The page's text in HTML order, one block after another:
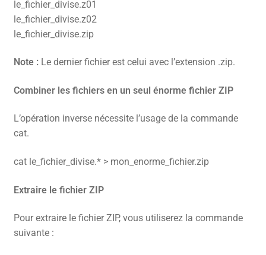
le_fichier_divise.z01
le_fichier_divise.z02
le_fichier_divise.zip
Note :Le dernier fichier est celui avec l’extension .zip.
Combiner les fichiers en un seul énorme fichier ZIP
L’opération inverse nécessite l’usage de la commande
cat.
cat le_fichier_divise.* > mon_enorme_fichier.zip
Extraire le fichier ZIP
Pour extraire le fichier ZIP, vous utiliserez la commande
suivante :